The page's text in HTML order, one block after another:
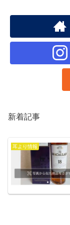
新着記事
耳より情報